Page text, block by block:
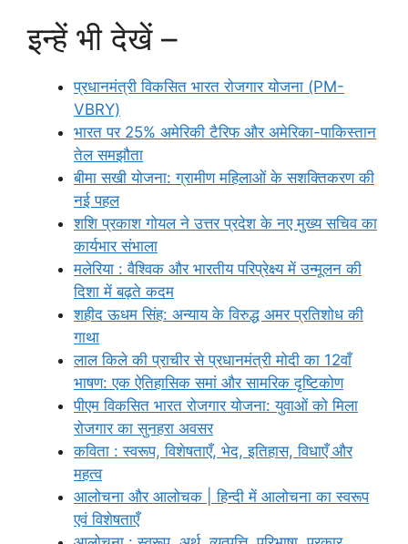
इन्हें भी देखें –
प्रधानमंत्री विकसित भारत रोजगार योजना (PM-
VBRY)
भारत पर 25% अमेरिकी टैरिफ और अमेरिका-पाकिस्तान
तेल समझौता
बीमा सखी योजना: ग्रामीण महिलाओं के सशक्तिकरण की
नई पहल
शशि प्रकाश गोयल ने उत्तर प्रदेश के नए मुख्य सचिव का
कार्यभार संभाला
मलेरिया : वैश्विक और भारतीय परिप्रेक्ष्य में उन्मूलन की
दिशा में बढ़ते कदम
शहीद ऊधम सिंह: अन्याय के विरुद्ध अमर प्रतिशोध की
गाथा
लाल किले की प्राचीर से प्रधानमंत्री मोदी का 12वाँ
भाषण: एक ऐतिहासिक समां और सामरिक दृष्टिकोण
पीएम विकसित भारत रोजगार योजना: युवाओं को मिला
रोजगार का सुनहरा अवसर
कविता : स्वरूप, विशेषताएँ, भेद, इतिहास, विधाएँ और
महत्व
आलोचना और आलोचक | हिन्दी में आलोचना का स्वरूप
एवं विशेषताएँ